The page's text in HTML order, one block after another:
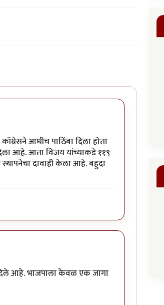
आधीच पाठिंबा दिला होता
आहे. आता विजय यांच्याकडे ११९
दावाही केला आहे. बहुदा
दिले आहे. भाजपाला केवळ एक जागा